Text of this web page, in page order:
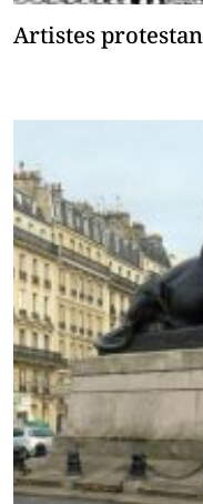
Artistes